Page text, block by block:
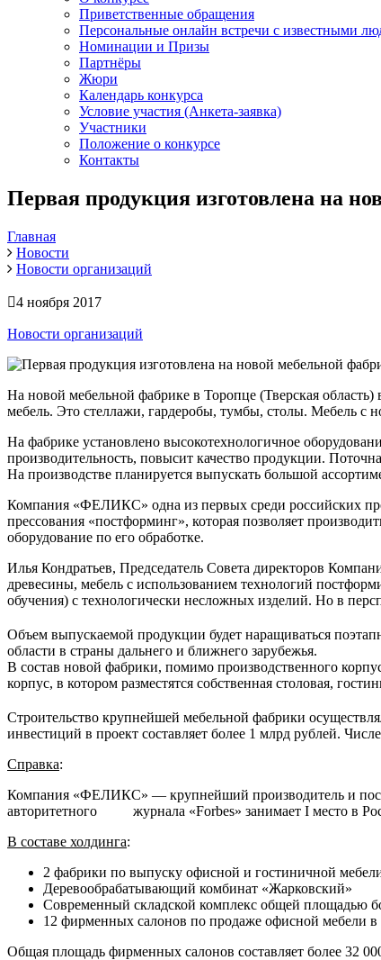
Приветственные обращения
Персональные онлайн встречи с известными
Номинации и Призы
Партнёры
Жюри
Календарь конкурса
Условие участия (Анкета-заявка)
Участники
Положение о конкурсе
Контакты
Первая продукция изготовлена на
Главная
Новости
Новости организаций
4 ноября 2017
Новости организаций
На новой мебельной фабрике в Торопце (Тверская
мебель. Это стеллажи, гардеробы, тумбы, столы. Мебель с
На фабрике установлено высокотехнологичное
производительность, повысит качество продукции.
На производстве планируется выпускать большой
Компания «ФЕЛИКС» одна из первых среди российских
прессования «постформинг», которая позволяет
оборудование по его обработке.
Илья Кондратьев, Председатель Совета директоров
древесины, мебель с использованием технологий
обучения) с технологически несложных изделий. Но в
Объем выпускаемой продукции будет наращиваться
области в страны дальнего и ближнего зарубежья.
В состав новой фабрики, помимо производственного
корпус, в котором разместятся собственная столовая,
Строительство крупнейшей мебельной фабрики
инвестиций в проект составляет более 1 млрд рублей.
Справка:
Компания «ФЕЛИКС» — крупнейший производитель и
авторитетного журнала «Forbes» занимает I место в
В составе холдинга:
2 фабрики по выпуску офисной и гостиничной
Деревообрабатывающий комбинат «Жарковский»
Современный складской комплекс общей площадью
12 фирменных салонов по продаже офисной мебели
Общая площадь фирменных салонов составляет более 32